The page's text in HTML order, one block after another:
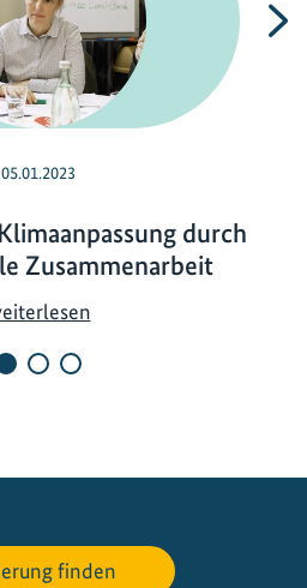
05.01.2023
durch
Zusammenarbeit
F
g
d
finden